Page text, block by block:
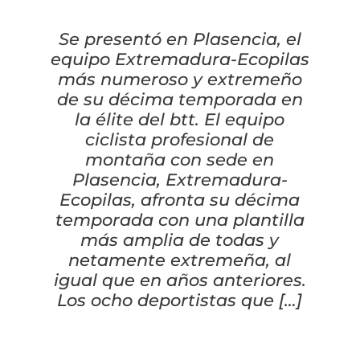
Eléctricas
Infantil
Montajes a la Carta
Segunda mano
Pedales
Potencias
Ruedas
Sillines
Suspensión
Manillares
Gafas
Zapatillas
Puños y cintas
Luces
Bombas
Portabidones
Varios accesorios
Equipaciones gr-100
Equipaciones Extremadura
Guantes
Calcetines
Varios
Outlet equipación
REBAJAS
OUTLET
Se presentó en Plasencia, el
equipo Extremadura-Ecopilas
más numeroso y extremeño
de su décima temporada en
la élite del btt. El equipo
ciclista profesional de
montaña con sede en
Plasencia, Extremadura-
Ecopilas, afronta su décima
temporada con una plantilla
más amplia de todas y
netamente extremeña, al
igual que en años anteriores.
Los ocho deportistas que […]